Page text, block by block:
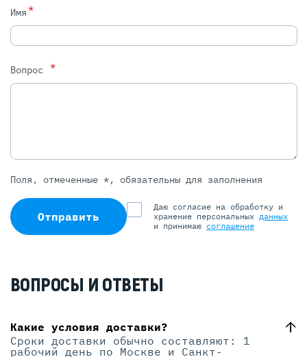
Имя*
Вопрос *
Поля, отмеченные *, обязательны для заполнения
Отправить
Даю согласие на обработку и
хранение персональных данных
и принимаю соглашение
ВОПРОСЫ И ОТВЕТЫ
Какие условия доставки?
Сроки доставки обычно составляют: 1
рабочий день по Москве и Санкт-